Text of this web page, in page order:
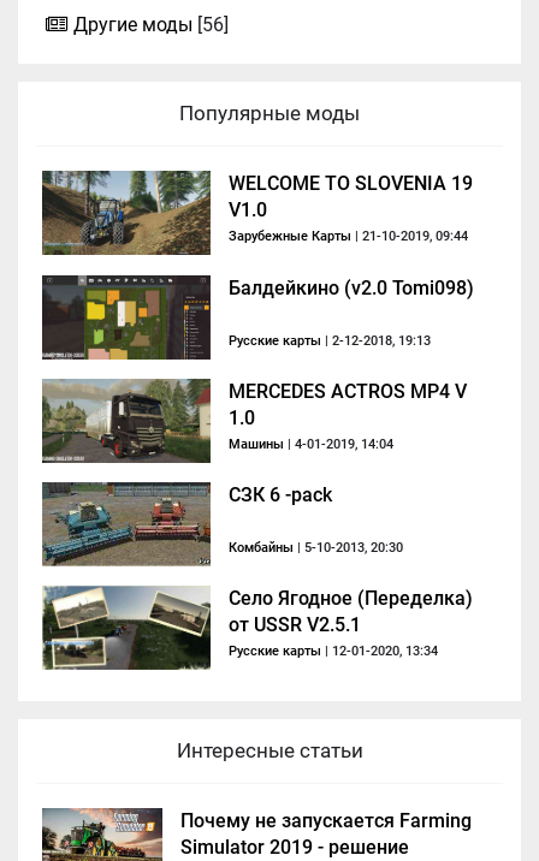
Другие моды [56]
Популярные моды
WELCOME TO SLOVENIA 19
V1.0
Зарубежные Карты | 21-10-2019, 09:44
Балдейкино (v2.0 Tomi098)
Русские карты | 2-12-2018, 19:13
MERCEDES ACTROS MP4 V
1.0
Машины | 4-01-2019, 14:04
СЗК 6 -pack
Комбайны | 5-10-2013, 20:30
Село Ягодное (Переделка)
от USSR V2.5.1
Русские карты | 12-01-2020, 13:34
Интересные статьи
Почему не запускается Farming
Simulator 2019 - решение